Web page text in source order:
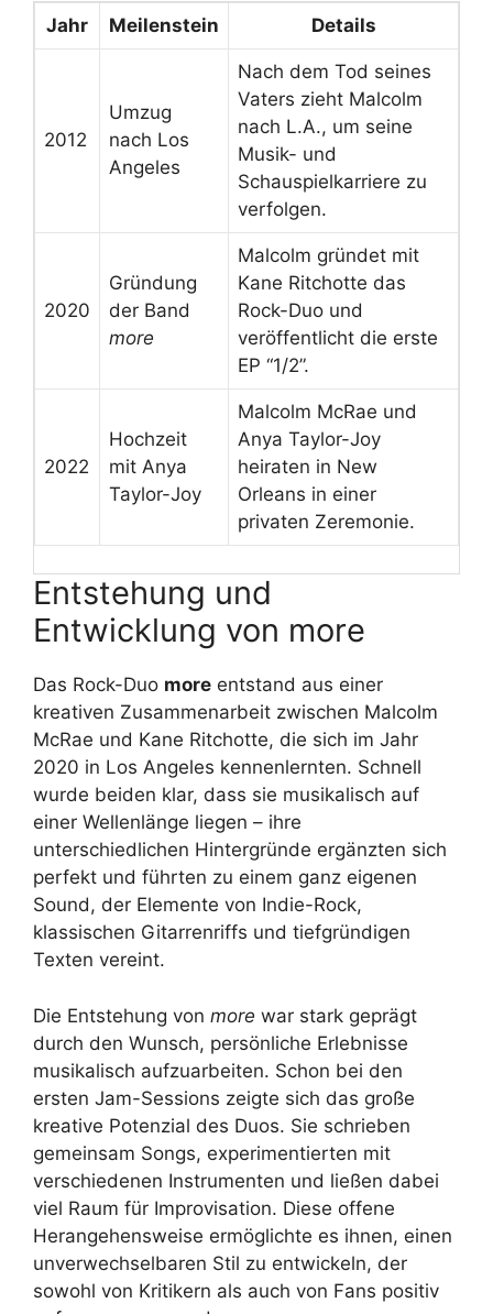
Jahr Meilenstein Details
2012
Umzug
nach Los
Angeles
Nach dem Tod seines
Vaters zieht Malcolm
nach L.A., um seine
Musik- und
Schauspielkarriere zu
verfolgen.
2020
Gründung
der Band
more
Malcolm gründet mit
Kane Ritchotte das
Rock-Duo und
veröffentlicht die erste
EP “1/2”.
2022
Hochzeit
mit Anya
Taylor-Joy
Malcolm McRae und
Anya Taylor-Joy
heiraten in New
Orleans in einer
privaten Zeremonie.
Entstehung und
Entwicklung von more
Das Rock-Duo more entstand aus einer
kreativen Zusammenarbeit zwischen Malcolm
McRae und Kane Ritchotte, die sich im Jahr
2020 in Los Angeles kennenlernten. Schnell
wurde beiden klar, dass sie musikalisch auf
einer Wellenlänge liegen – ihre
unterschiedlichen Hintergründe ergänzten sich
perfekt und führten zu einem ganz eigenen
Sound, der Elemente von Indie-Rock,
klassischen Gitarrenriffs und tiefgründigen
Texten vereint.
Die Entstehung von more war stark geprägt
durch den Wunsch, persönliche Erlebnisse
musikalisch aufzuarbeiten. Schon bei den
ersten Jam-Sessions zeigte sich das große
kreative Potenzial des Duos. Sie schrieben
gemeinsam Songs, experimentierten mit
verschiedenen Instrumenten und ließen dabei
viel Raum für Improvisation. Diese offene
Herangehensweise ermöglichte es ihnen, einen
unverwechselbaren Stil zu entwickeln, der
sowohl von Kritikern als auch von Fans positiv